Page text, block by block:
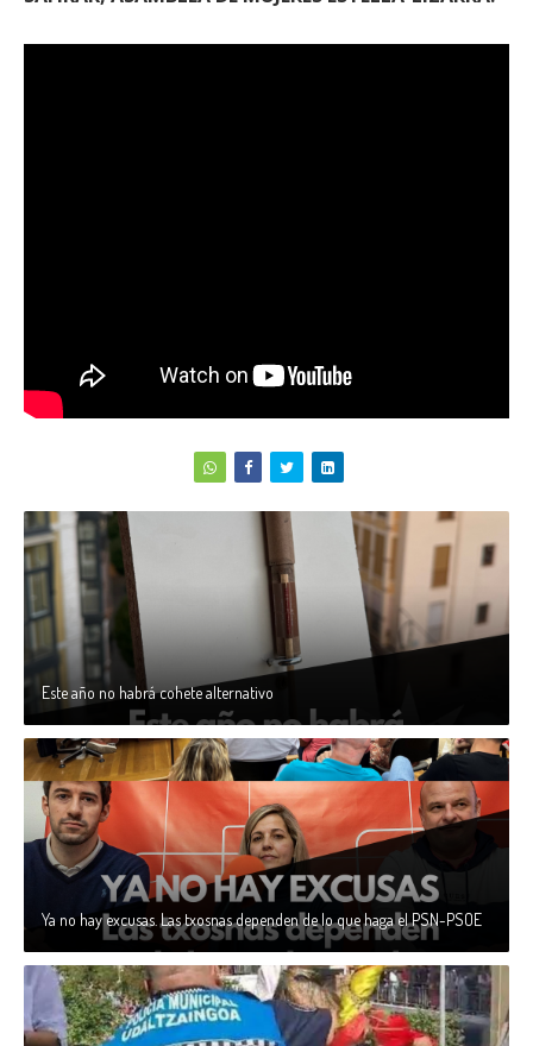
Este año no habrá cohete alternativo
Ya no hay excusas. Las txosnas dependen de lo que haga el PSN-PSOE